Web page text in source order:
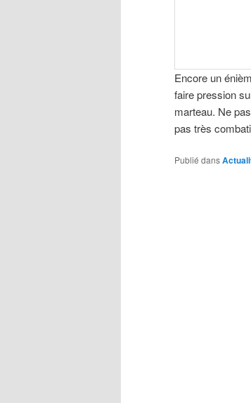
Encore un
faire pression
marteau. Ne
pas très
Publié dans